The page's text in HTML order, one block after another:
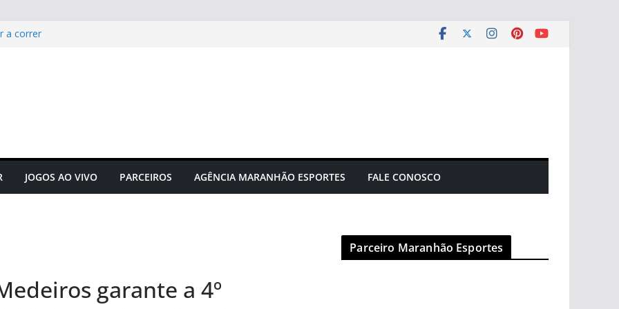
a correr
hormônios e
Sul-americano FIA
acontecerá em outubro em
JOGOS AO VIVO PARCEIROS AGÊNCIA MARANHÃO ESPORTES FALE CONOSCO
garante a 4º
Parceiro Maranhão Esportes